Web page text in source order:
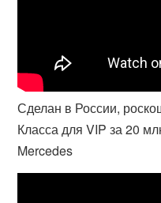
Сделан в России,
Класса для VIP за 20
Mercedes